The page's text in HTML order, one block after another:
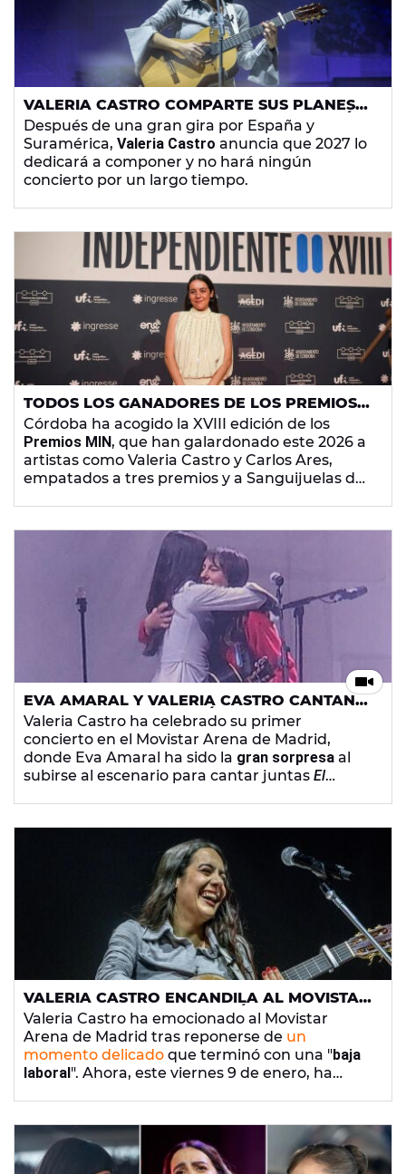
VALERIA CASTRO COMPARTE SUS PLANES
AL ACABAR LA GIRA: "EN 2027 NO HABRÁ
CONCIERTOS"
Después de una gran gira por España y
Suramérica, Valeria Castro anuncia que 2027 lo
dedicará a componer y no hará ningún
concierto por un largo tiempo.
TODOS LOS GANADORES DE LOS PREMIOS
MIN 2026: LISTA COMPLETA
Córdoba ha acogido la XVIII edición de los
Premios MIN, que han galardonado este 2026 a
artistas como Valeria Castro y Carlos Ares,
empatados a tres premios y a Sanguijuelas del
EVA AMARAL Y VALERIA CASTRO CANTAN
'EL UNIVERSO SOBRE MÍ' EN EL MOVISTAR
ARENA DE MADRID
Valeria Castro ha celebrado su primer
concierto en el Movistar Arena de Madrid,
donde Eva Amaral ha sido la gran sorpresa al
subirse al escenario para cantar juntas El
VALERIA CASTRO ENCANDILA AL MOVISTAR
ARENA DE MADRID, DESPUÉS DE TODO
Valeria Castro ha emocionado al Movistar
Arena de Madrid tras reponerse de un
momento delicado que terminó con una "baja
laboral ". Ahora, este viernes 9 de enero, ha
discoel cuerpo después de todo. Para ello, la
canaria ha contado con la compañía de Eva
Amaral y Tanxugueiras.